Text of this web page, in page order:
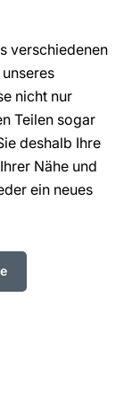
verschiedenen
nicht nur
Teilen sogar
deshalb Ihre
Nähe und
ein neues